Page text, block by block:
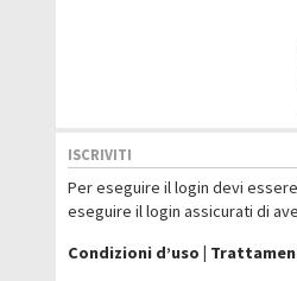
ISCRIVITI
Per eseguire il login devi
eseguire il login assicurati di
Condizioni d’uso |